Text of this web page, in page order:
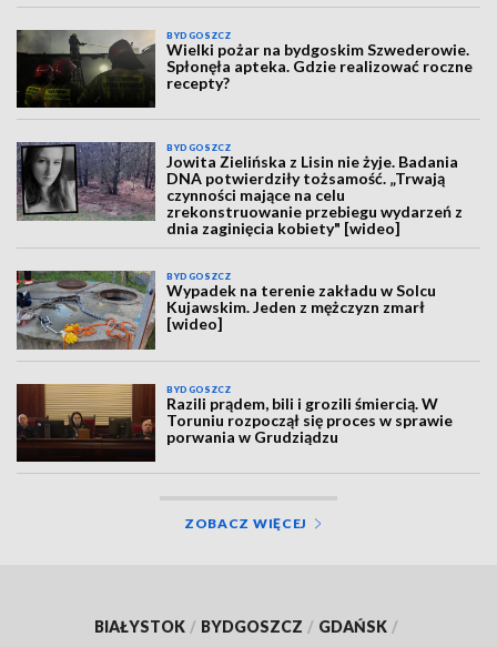
BYDGOSZCZ
Wielki pożar na bydgoskim Szwederowie.
Spłonęła apteka. Gdzie realizować roczne
recepty?
BYDGOSZCZ
Jowita Zielińska z Lisin nie żyje. Badania
DNA potwierdziły tożsamość. „Trwają
czynności mające na celu
zrekonstruowanie przebiegu wydarzeń z
dnia zaginięcia kobiety" [wideo]
BYDGOSZCZ
Wypadek na terenie zakładu w Solcu
Kujawskim. Jeden z mężczyzn zmarł
[wideo]
BYDGOSZCZ
Razili prądem, bili i grozili śmiercią. W
Toruniu rozpoczął się proces w sprawie
porwania w Grudziądzu
ZOBACZ WIĘCEJ
BIAŁYSTOK / BYDGOSZCZ / GDAŃSK /